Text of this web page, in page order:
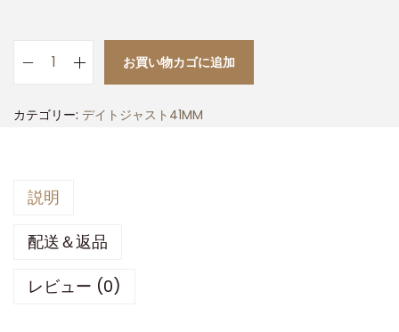
お買い物カゴに追加
カテゴリー: デイトジャスト41MM
説明
配送＆返品
レビュー (0)